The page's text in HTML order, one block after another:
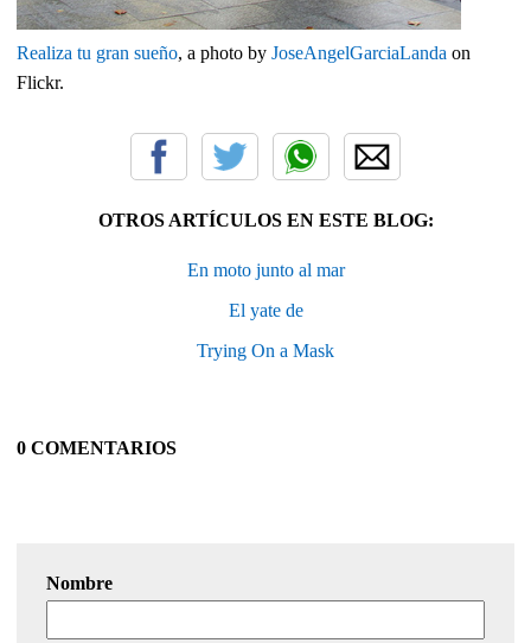
Realiza tu gran sueño, a photo by JoseAngelGarciaLanda on
Flickr.
OTROS ARTÍCULOS EN ESTE BLOG:
En moto junto al mar
El yate de
Trying On a Mask
0 COMENTARIOS
Nombre